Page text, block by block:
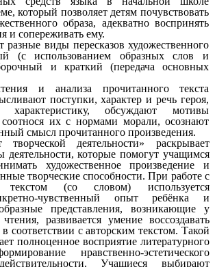
который позволяет детям почувствовать
образа, адекватно воспринять
и сопереживать ему.
разные виды пересказов художественного
(с использованием образных слов и
и краткий (передача основных
и анализа прочитанного текста
поступки, характер и речь героя,
характеристику, обсуждают мотивы
соотнося их с нормами морали, осознают
смысл прочитанного произведения.
деятельности» раскрывает
которые помогут учащимся
художественное произведение и
творческие способности. При работе с
текстом (со словом) используется
чувственный опыт ребёнка и
представления, возникающие у
развивается умение воссоздавать
соответствии с авторским текстом. Такой
полноценное восприятие литературного
нравственно-эстетического
Учащиеся выбирают